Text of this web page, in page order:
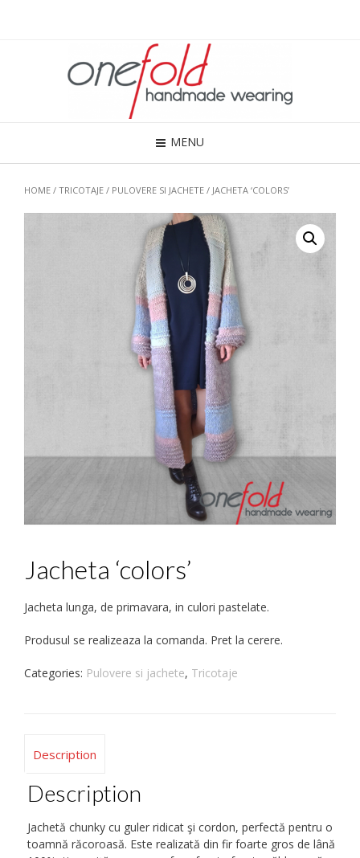
MENU
HOME / TRICOTAJE / PULOVERE SI JACHETE / JACHETA ‘COLORS’
Jacheta ‘colors’
Jacheta lunga, de primavara, in culori pastelate.
Produsul se realizeaza la comanda. Pret la cerere.
Categories: Pulovere si jachete, Tricotaje
Description
Description
Jachetă chunky cu guler ridicat şi cordon, perfectă pentru o
toamnă răcoroasă. Este realizată din fir foarte gros de lână